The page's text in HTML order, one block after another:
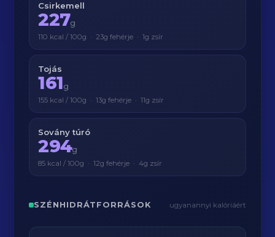
Csirkemell
227g
110 kcal / 100g · 23g fehérje · 1g zsír
Tojás
161g
155 kcal / 100g · 13g fehérje · 11g zsír
Sovány túró
294g
85 kcal / 100g · 12g fehérje · 4g zsír
SZÉNHIDRÁTFORRÁSOK ugyanannyi kalóriáért